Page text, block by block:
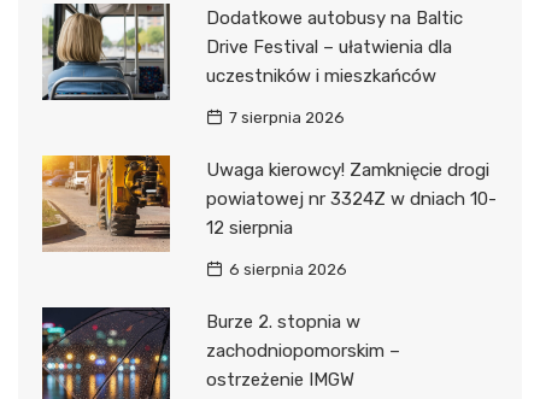
Dodatkowe autobusy na Baltic
Drive Festival – ułatwienia dla
uczestników i mieszkańców
7 sierpnia 2026
Uwaga kierowcy! Zamknięcie drogi
powiatowej nr 3324Z w dniach 10-
12 sierpnia
6 sierpnia 2026
Burze 2. stopnia w
zachodniopomorskim –
ostrzeżenie IMGW